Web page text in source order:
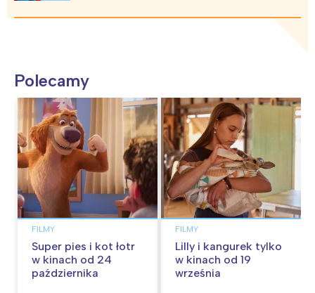
Polecamy
FILMY
Super pies i kot łotr
w kinach od 24
października
FILMY
Lilly i kangurek tylko
w kinach od 19
września